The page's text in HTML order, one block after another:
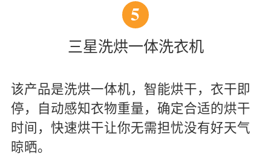
5
三星洗烘一体洗衣机
该产品是洗烘一体机，智能烘干，衣干即
停，自动感知衣物重量，确定合适的烘干
时间，快速烘干让你无需担忧没有好天气
晾晒。